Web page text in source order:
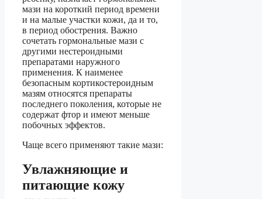
мази на короткий период времени
и на малые участки кожи, да и то,
в период обострения. Важно
сочетать гормональные мази с
другими нестероидными
препаратами наружного
применения. К наименее
безопасным кортикостероидным
мазям относятся препараты
последнего поколения, которые не
содержат фтор и имеют меньше
побочных эффектов.
Чаще всего применяют такие мази:
Увлажняющие и
питающие кожу